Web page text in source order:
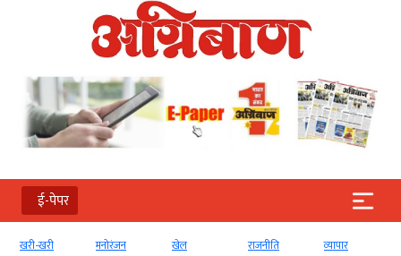
ई-पेपर
खरी-खरी मनोरंजन खेल राजनीति व्‍यापार